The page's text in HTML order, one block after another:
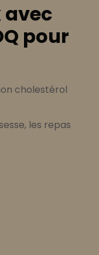
avec
pour
cholestérol
les repas